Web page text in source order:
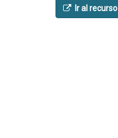
Ir al recurso